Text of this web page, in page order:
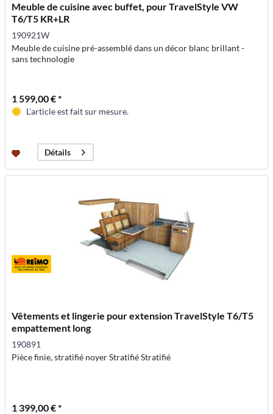
Meuble de cuisine avec buffet, pour TravelStyle VW
T6/T5 KR+LR
190921W
Meuble de cuisine pré-assemblé dans un décor blanc brillant -
sans technologie
1 599,00 € *
L'article est fait sur mesure.
Détails
Vêtements et lingerie pour extension TravelStyle T6/T5
empattement long
190891
Pièce finie, stratifié noyer Stratifié Stratifié
1 399,00 € *